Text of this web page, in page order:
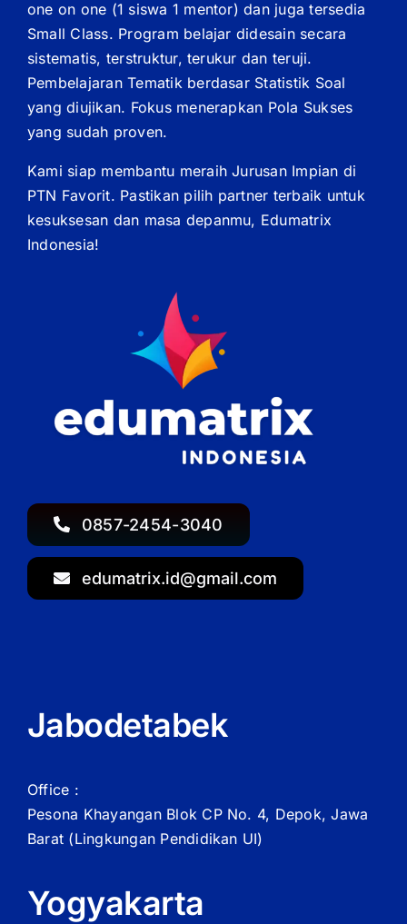
0857-2454-3040
edumatrix.id@gmail.com
one on one (1 siswa 1 mentor) dan juga tersedia
Small Class. Program belajar didesain secara
sistematis, terstruktur, terukur dan teruji.
Pembelajaran Tematik berdasar Statistik Soal
yang diujikan. Fokus menerapkan Pola Sukses
yang sudah proven.
Kami siap membantu meraih Jurusan Impian di
PTN Favorit. Pastikan pilih partner terbaik untuk
kesuksesan dan masa depanmu, Edumatrix
Indonesia!
Jabodetabek
Office :
Pesona Khayangan Blok CP No. 4, Depok, Jawa
Barat (Lingkungan Pendidikan UI)
Yogyakarta